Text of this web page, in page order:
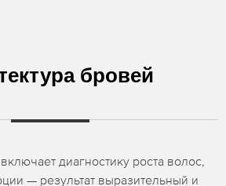
бровей
диагностику роста волос,
— результат выразительный и